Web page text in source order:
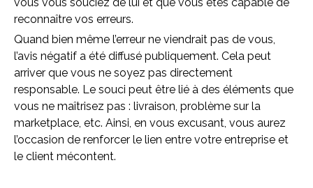
reconnaître vos erreurs.
Quand bien même l’erreur ne viendrait pas de vous,
l’avis négatif a été diffusé publiquement. Cela peut
arriver que vous ne soyez pas directement
responsable. Le souci peut être lié à des éléments que
vous ne maîtrisez pas : livraison, problème sur la
marketplace, etc. Ainsi, en vous excusant, vous aurez
l’occasion de renforcer le lien entre votre entreprise et
le client mécontent.